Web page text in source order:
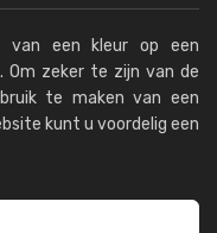
van een kleur op een
Om zeker te zijn van de
te maken van een
kunt u voordelig een